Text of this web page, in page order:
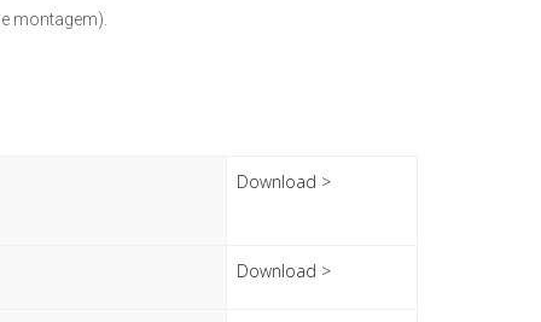
montagem).
Download >
Download >